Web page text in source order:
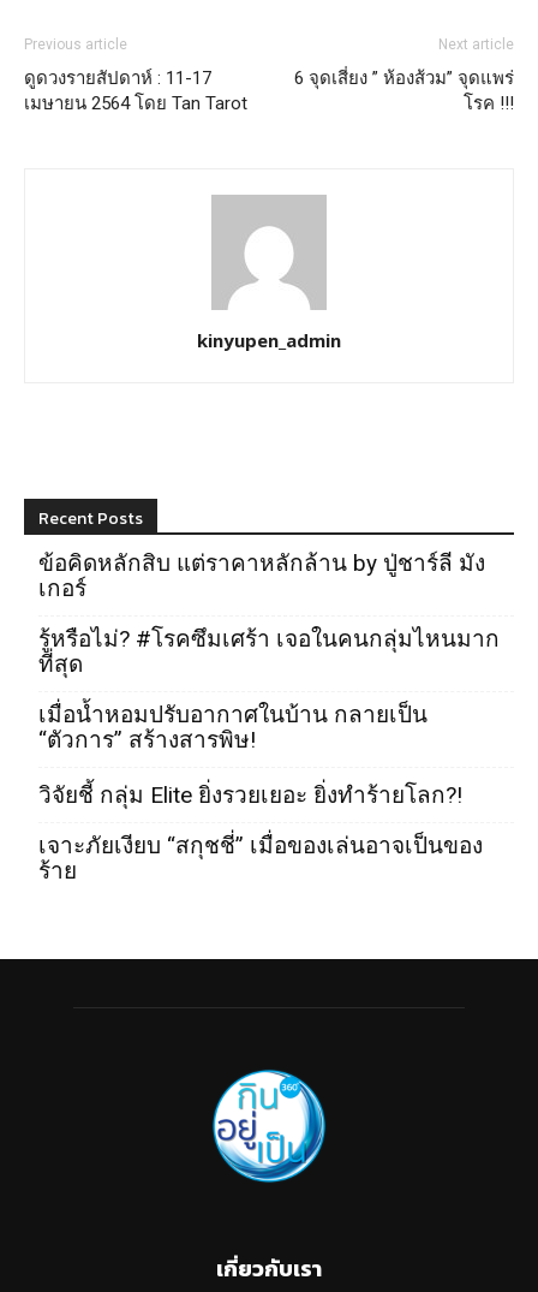
Previous article
ดูดวงรายสัปดาห์ : 11-17
เมษายน 2564 โดย Tan Tarot
Next article
6 จุดเสี่ยง ” ห้องส้วม” จุดแพร่
โรค !!!
kinyupen_admin
Recent Posts
ข้อคิดหลักสิบ แต่ราคาหลักล้าน by ปู่ชาร์ลี มัง
เกอร์
รู้หรือไม่? #โรคซึมเศร้า เจอในคนกลุ่มไหนมาก
ที่สุด
เมื่อน้ำหอมปรับอากาศในบ้าน กลายเป็น
“ตัวการ” สร้างสารพิษ!
วิจัยชี้ กลุ่ม Elite ยิ่งรวยเยอะ ยิ่งทำร้ายโลก?!
เจาะภัยเงียบ “สกุชชี่” เมื่อของเล่นอาจเป็นของ
ร้าย
เกี่ยวกับเรา